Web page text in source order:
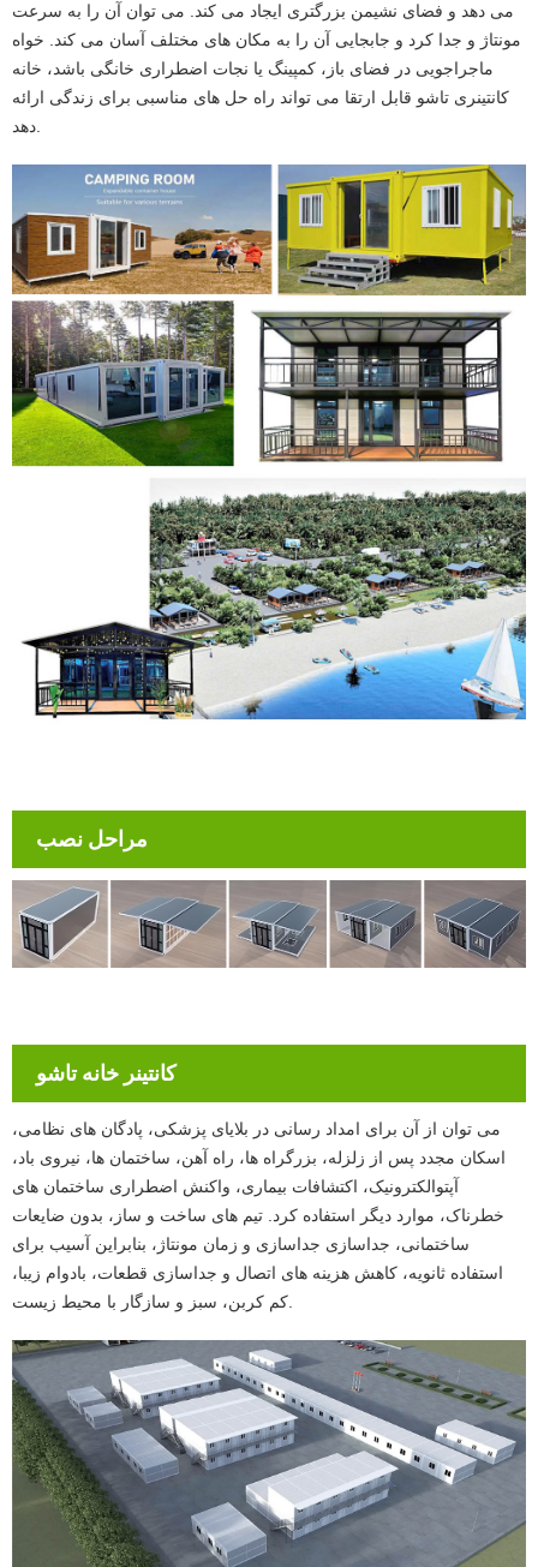
می دهد و فضای نشیمن بزرگتری ایجاد می کند. می توان آن را به سرعت
مونتاژ و جدا کرد و جابجایی آن را به مکان های مختلف آسان می کند. خواه
ماجراجویی در فضای باز، کمپینگ یا نجات اضطراری خانگی باشد، خانه
کانتینری تاشو قابل ارتقا می تواند راه حل های مناسبی برای زندگی ارائه
دهد.
مراحل نصب
کانتینر خانه تاشو
می توان از آن برای امداد رسانی در بلایای پزشکی، پادگان های نظامی،
اسکان مجدد پس از زلزله، بزرگراه ها، راه آهن، ساختمان ها، نیروی باد،
آپتوالکترونیک، اکتشافات بیماری، واکنش اضطراری ساختمان های
خطرناک، موارد دیگر استفاده کرد. تیم های ساخت و ساز، بدون ضایعات
ساختمانی، جداسازی جداسازی و زمان مونتاژ، بنابراین آسیب برای
استفاده ثانویه، کاهش هزینه های اتصال و جداسازی قطعات، بادوام زیبا،